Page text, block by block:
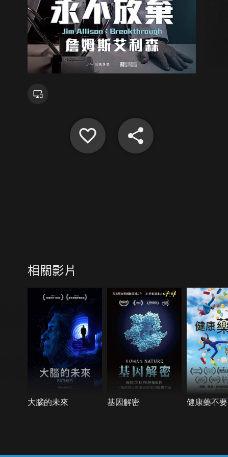
相關影片
大腦的未來
7.7
基因解密 健康藥不要